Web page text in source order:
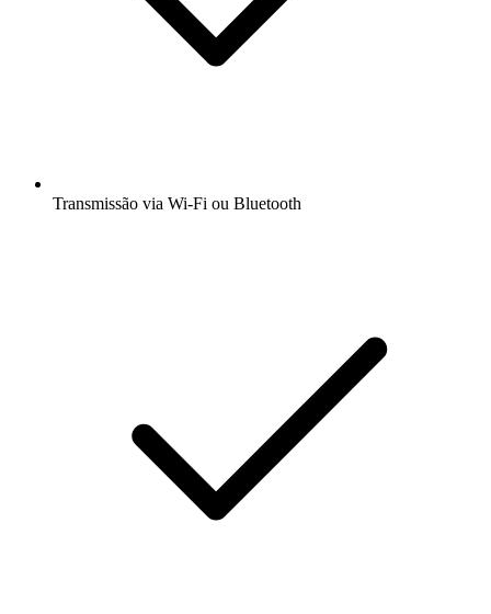
Transmissão via Wi-Fi ou Bluetooth